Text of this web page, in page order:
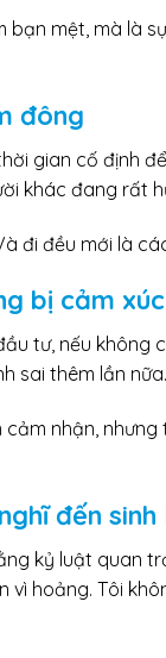
mệt, mà là
đông
gian cố định
khác đang rất
đi đều mới là
bị cảm
tư, nếu không
sai thêm lần nữa.
nhận,
đến sinh
kỷ luật quan
vì hoảng. Tôi